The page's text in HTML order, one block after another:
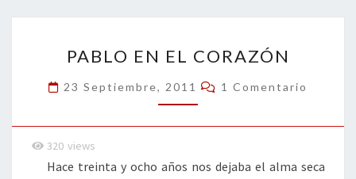
o
k
n
ar
tir
EN
EL
CORAZÓN
PABLO EN EL CORAZÓN
23 Septiembre, 2011 Comentarios
1 Comentario
320 views
Hace treinta y ocho años nos dejaba el alma seca